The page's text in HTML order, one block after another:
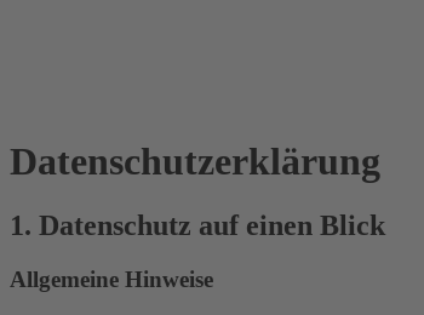
Datenschutz­erklärung
1. Datenschutz auf einen Blick
Allgemeine Hinweise